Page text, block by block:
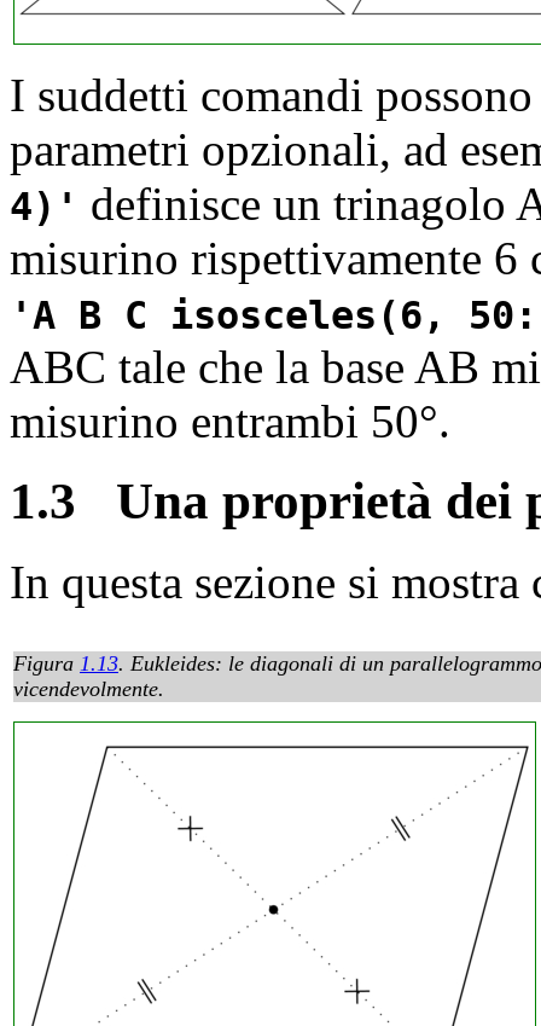
I suddetti comandi
parametri opzionali, ad
4)
definisce un trinagolo
misurino rispettivamente 6
A B C isosceles(6,
ABC tale che la base AB
misurino entrambi 50°.
1.3 Una proprietà dei
In questa sezione si
Figura 1.13. Eukleides: le diagonali di un
vicendevolmente.